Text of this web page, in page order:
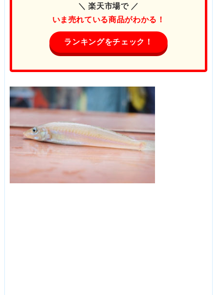
＼ 楽天市場で ／
いま売れている商品がわかる！
ランキングをチェック！